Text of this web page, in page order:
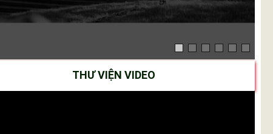
THƯ VIỆN VIDEO